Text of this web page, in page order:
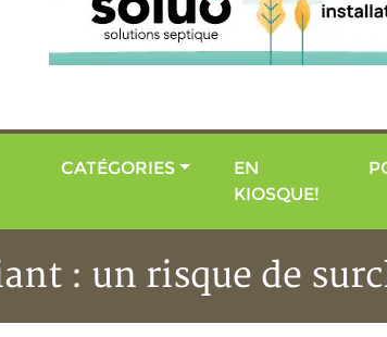
CATÉGORIES
EN
KIOSQUE!
: un risque de